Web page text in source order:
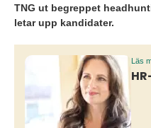
TNG ut begreppet
letar upp kandidater.
Läs